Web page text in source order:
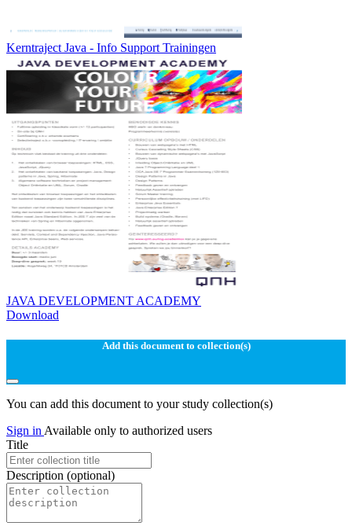
Kerntraject Java - Info Support Trainingen
JAVA DEVELOPMENT ACADEMY
Download
Add this document to collection(s)
You can add this document to your study collection(s)
Sign in Available only to authorized users
Title
Description (optional)